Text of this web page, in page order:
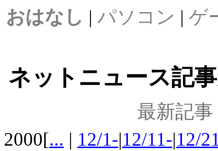
おはなし | パソコン | ゲ
ネットニュース記
最新記事
2000[... | 12/1-|12/11-|12/